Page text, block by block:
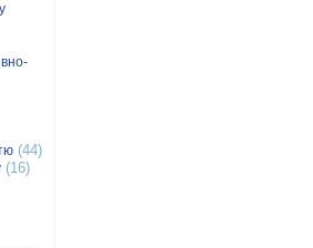
(44)
(16)